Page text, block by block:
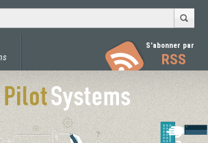
S'abonner par
RSS